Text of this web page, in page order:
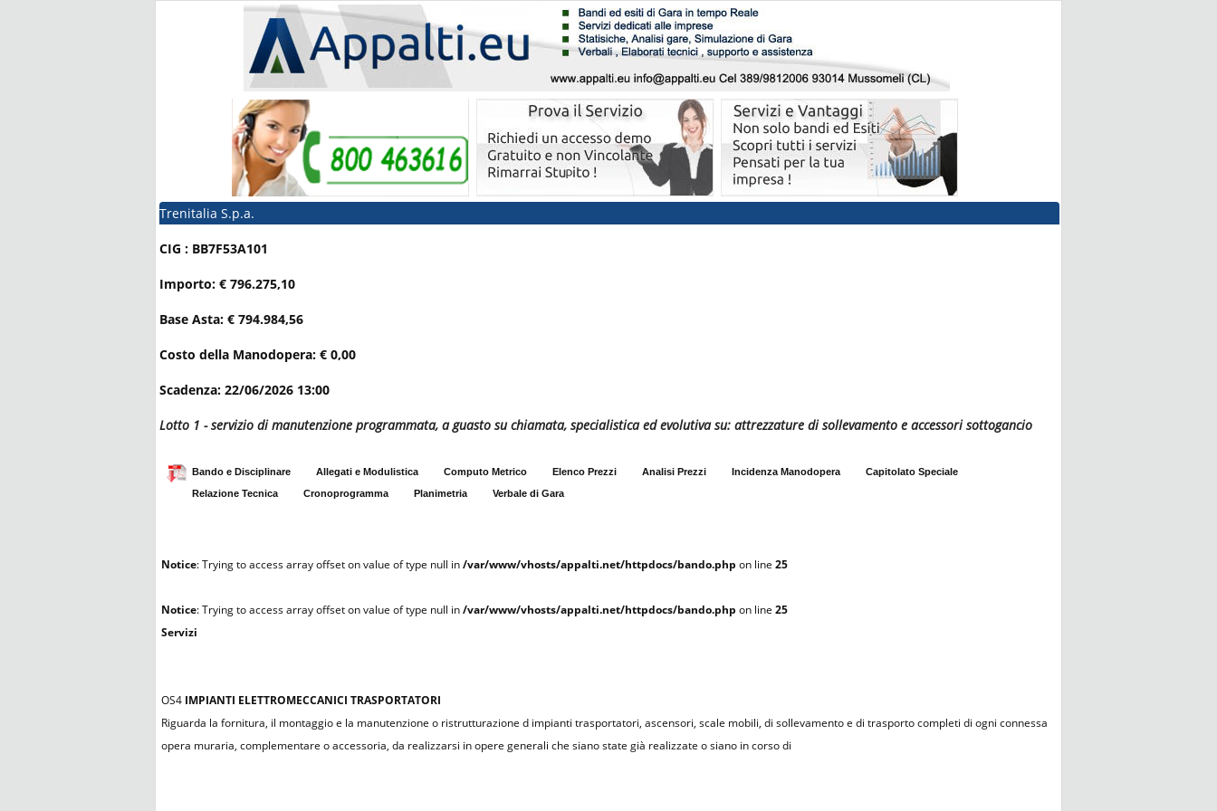
Trenitalia S.p.a.
CIG : BB7F53A101
Importo: € 796.275,10
Base Asta: € 794.984,56
Costo della Manodopera: € 0,00
Scadenza: 22/06/2026 13:00
Lotto 1 - servizio di manutenzione programmata, a guasto su chiamata, specialistica ed evolutiva su: attrezzature di sollevamento e accessori sottogancio
Bando e Disciplinare Allegati e Modulistica Computo Metrico Elenco Prezzi Analisi Prezzi Incidenza Manodopera
Capitolato Speciale
Relazione Tecnica
Cronoprogramma Planimetria Verbale di Gara
Notice: Trying to access array offset on value of type null in/var/www/vhosts/appalti.net/httpdocs/bando.php on line 25
Notice: Trying to access array offset on value of type null in/var/www/vhosts/appalti.net/httpdocs/bando.php on line 25
Servizi
OS4 IMPIANTI ELETTROMECCANICI TRASPORTATORI
Riguarda la fornitura, il montaggio e la manutenzione o ristrutturazione d impianti trasportatori, ascensori, scale mobili, di sollevamento e di trasporto completi di ogni connessa
opera muraria, complementare o accessoria, da realizzarsi in opere generali che siano state già realizzate o siano in corso di